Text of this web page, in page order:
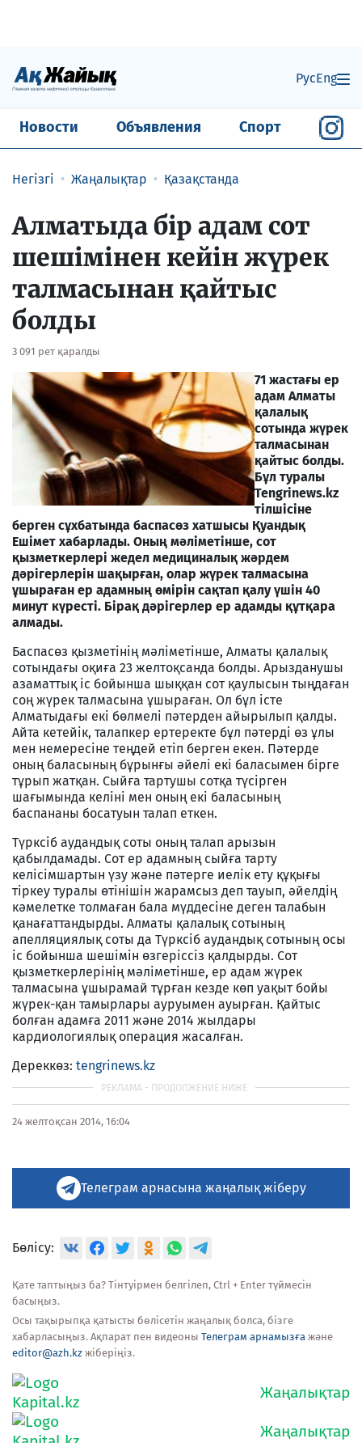
РусEng
Новости Объявления Спорт
Негізгі Жаңалықтар Қазақстанда
Алматыда бір адам сот
шешімінен кейін жүрек
талмасынан қайтыс
болды
3 091 рет қаралды
71 жастағы ер
адам Алматы
қалалық
сотында жүрек
талмасынан
қайтыс болды.
Бұл туралы
Tengrinews.kz
тілшісіне
берген сұхбатында баспасөз хатшысы Қуандық
Ешімет хабарлады. Оның мәліметінше, сот
қызметкерлері жедел медициналық жәрдем
дәрігерлерін шақырған, олар жүрек талмасына
ұшыраған ер адамның өмірін сақтап қалу үшін 40
минут күресті. Бірақ дәрігерлер ер адамды құтқара
алмады.
Баспасөз қызметінің мәліметінше, Алматы қалалық
сотындағы оқиға 23 желтоқсанда болды. Арызданушы
азаматтық іс бойынша шыққан сот қаулысын тыңдаған
соң жүрек талмасына ұшыраған. Ол бұл істе
Алматыдағы екі бөлмелі пәтерден айырылып қалды.
Айта кетейік, талапкер ертеректе бұл пәтерді өз ұлы
мен немересіне теңдей етіп берген екен. Пәтерде
оның баласының бұрынғы әйелі екі баласымен бірге
тұрып жатқан. Сыйға тартушы сотқа түсірген
шағымында келіні мен оның екі баласының
баспананы босатуын талап еткен.
Түрксіб аудандық соты оның талап арызын
қабылдамады. Сот ер адамның сыйға тарту
келісімшартын үзу және пәтерге иелік ету құқығы
тіркеу туралы өтінішін жарамсыз деп тауып, әйелдің
кәмелетке толмаған бала мүддесіне деген талабын
қанағаттандырды. Алматы қалалық сотының
апелляциялық соты да Түрксіб аудандық сотының осы
іс бойынша шешімін өзгеріссіз қалдырды. Сот
қызметкерлерінің мәліметінше, ер адам жүрек
талмасына ұшырамай тұрған кезде көп уақыт бойы
жүрек-қан тамырлары ауруымен ауырған. Қайтыс
болған адамға 2011 және 2014 жылдары
кардиологиялық операция жасалған.
Дереккөз: tengrinews.kz
24 желтоқсан 2014, 16:04
Телеграм арнасына жаңалық жіберу
Бөлісу:
Қате таптыңыз ба? Тінтуірмен белгілеп, Ctrl + Enter түймесін
басыңыз.
Осы тақырыпқа қатысты бөлісетін жаңалық болса, бізге
хабарласыңыз. Ақпарат пен видеоны Телеграм арнамызға және
editor@azh.kz жіберіңіз.